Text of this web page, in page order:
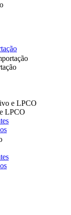
e LPCO
LPCO